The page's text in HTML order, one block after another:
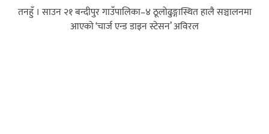
तनहुँ । साउन २१ बन्दीपुर गाउँपालिका–४ ठूलोढुङ्गास्थित हालै सञ्चालनमा
आएको ‘चार्ज एन्ड डाइन स्टेसन’ अविरल